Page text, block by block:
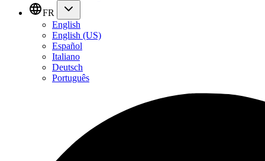
FR
English
English (US)
Español
Italiano
Deutsch
Português